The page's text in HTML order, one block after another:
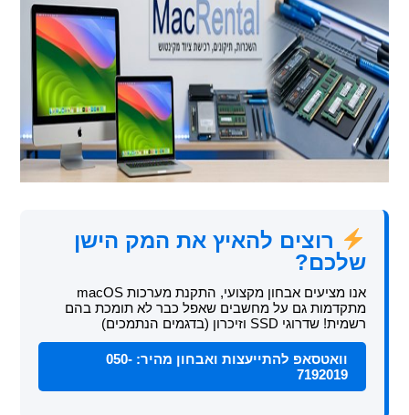
רוצים להאיץ את המק הישן
שלכם?
אנו מציעים אבחון מקצועי, התקנת מערכות macOS
מתקדמות גם על מחשבים שאפל כבר לא תומכת בהם
רשמית! שדרוגי SSD וזיכרון (בדגמים הנתמכים)
וואטסאפ להתייעצות ואבחון מהיר: 050-
7192019